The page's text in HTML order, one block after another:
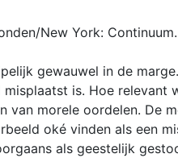
New York:
gewauwel in de
is. Hoe relevant
morele oordelen. De
oké vinden als een
als geestelijk